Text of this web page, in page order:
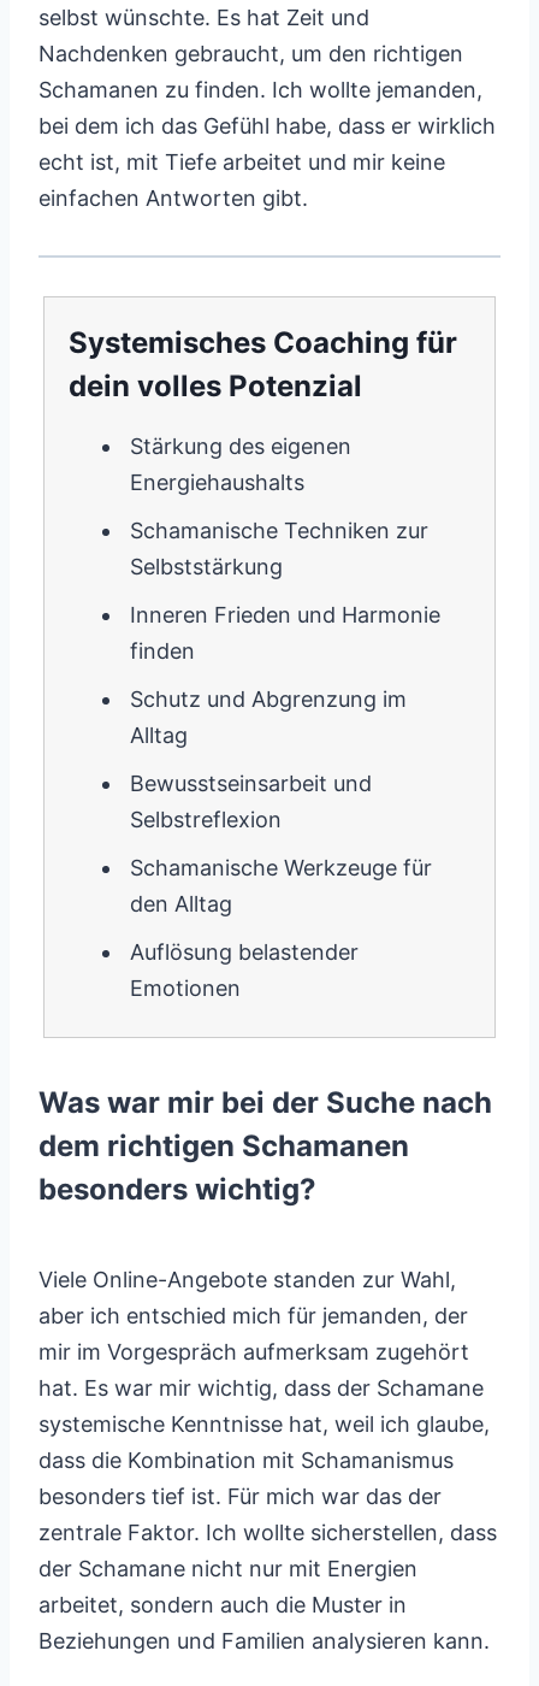
selbst wünschte. Es hat Zeit und
Nachdenken gebraucht, um den richtigen
Schamanen zu finden. Ich wollte jemanden,
bei dem ich das Gefühl habe, dass er wirklich
echt ist, mit Tiefe arbeitet und mir keine
einfachen Antworten gibt.
Systemisches Coaching für
dein volles Potenzial
Stärkung des eigenen
Energiehaushalts
Schamanische Techniken zur
Selbststärkung
Inneren Frieden und Harmonie
finden
Schutz und Abgrenzung im
Alltag
Bewusstseinsarbeit und
Selbstreflexion
Schamanische Werkzeuge für
den Alltag
Auflösung belastender
Emotionen
Was war mir bei der Suche nach
dem richtigen Schamanen
besonders wichtig?
Viele Online-Angebote standen zur Wahl,
aber ich entschied mich für jemanden, der
mir im Vorgespräch aufmerksam zugehört
hat. Es war mir wichtig, dass der Schamane
systemische Kenntnisse hat, weil ich glaube,
dass die Kombination mit Schamanismus
besonders tief ist. Für mich war das der
zentrale Faktor. Ich wollte sicherstellen, dass
der Schamane nicht nur mit Energien
arbeitet, sondern auch die Muster in
Beziehungen und Familien analysieren kann.